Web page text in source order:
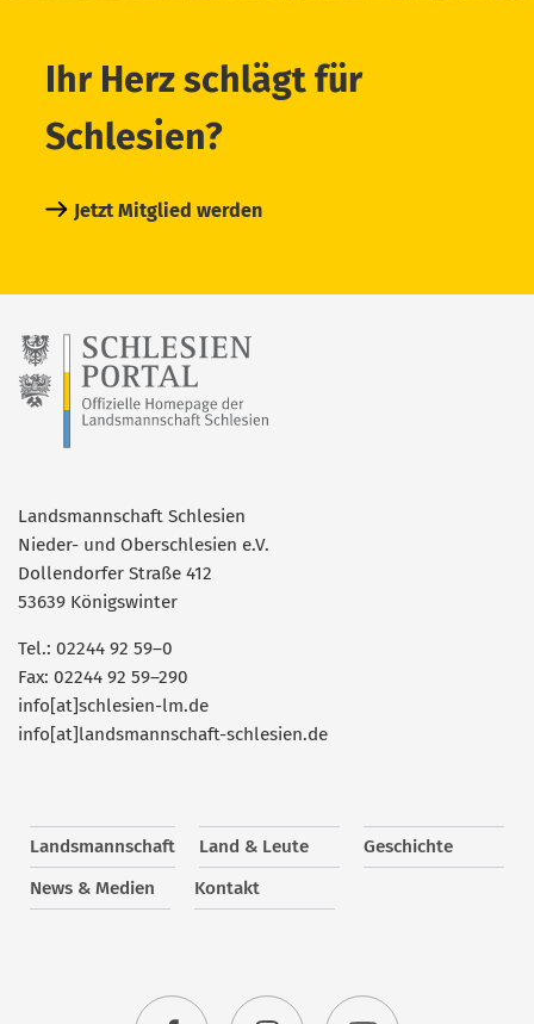
Ihr Herz schlägt für
Schlesien?
Jetzt Mitglied werden
Landsmannschaft Schlesien
Nieder- und Oberschlesien e.V.
Dollendorfer Straße 412
53639 Königswinter
Tel.: 02244 92 59–0
Fax: 02244 92 59–290
info[at]schlesien-lm.de
info[at]landsmannschaft-schlesien.de
Landsmannschaft Land & Leute
Geschichte
News & Medien
Kontakt